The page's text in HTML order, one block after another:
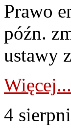
Prawo
późn.
ustawy
Więcej...
4